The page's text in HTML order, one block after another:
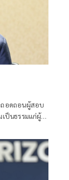
อดถอนผู้สอบ
ป็นธรรมแก่ผู้
ะดับ